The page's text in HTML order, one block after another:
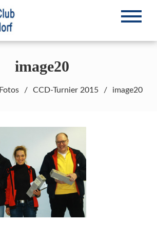
image20
Fotos CCD-Turnier 2015 image20